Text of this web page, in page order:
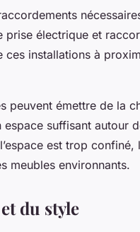
prise électrique et
installations à
peuvent émettre de la
suffisant autour
est trop confiné,
meubles environnants.
du style